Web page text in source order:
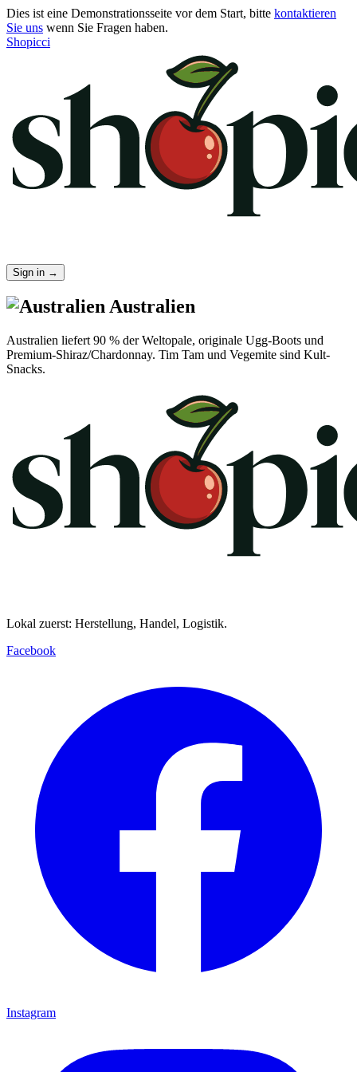
Dies ist eine Demonstrationsseite vor dem Start, bitte kontaktieren
Sie uns wenn Sie Fragen haben.
Shopicci
Sign in →
Australien
Australien liefert 90 % der Weltopale, originale Ugg-Boots und
Premium-Shiraz/Chardonnay. Tim Tam und Vegemite sind Kult-
Snacks.
Lokal zuerst: Herstellung, Handel, Logistik.
Facebook
Instagram